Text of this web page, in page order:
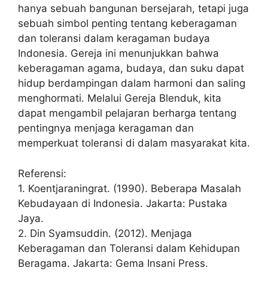
hanya sebuah bangunan bersejarah, tetapi juga
sebuah simbol penting tentang keberagaman
dan toleransi dalam keragaman budaya
Indonesia. Gereja ini menunjukkan bahwa
keberagaman agama, budaya, dan suku dapat
hidup berdampingan dalam harmoni dan saling
menghormati. Melalui Gereja Blenduk, kita
dapat mengambil pelajaran berharga tentang
pentingnya menjaga keragaman dan
memperkuat toleransi di dalam masyarakat kita.
Referensi:
1. Koentjaraningrat. (1990). Beberapa Masalah
Kebudayaan di Indonesia. Jakarta: Pustaka
Jaya.
2. Din Syamsuddin. (2012). Menjaga
Keberagaman dan Toleransi dalam Kehidupan
Beragama. Jakarta: Gema Insani Press.